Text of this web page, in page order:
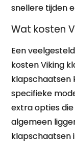
snellere tijden
Wat kosten
Een
kosten Viking
klapschaatsen
specifieke
extra opties
algemeen
klapschaatsen